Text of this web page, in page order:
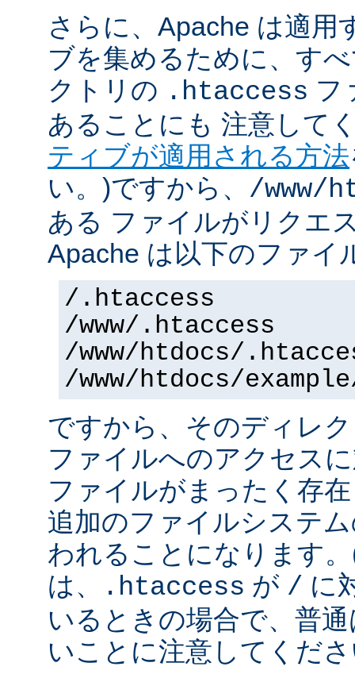
さらに、Apache は適用
ブを集めるために、す
クトリの .htaccess フ
あることにも 注意して
ティブが適用される方法
い。)ですから、 /www/
ある ファイルがリクエ
Apache は以下のファイ
/.htaccess
/www/.htaccess
/www/htdocs/
/www/htdocs/
ですから、そのディレ
ファイルへのアクセス
ファイルがまったく存
追加のファイルシステ
われることになります
は、
.htaccess が / に
いるときの場合で、普
いことに注意してくだ